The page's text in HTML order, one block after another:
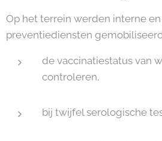
Op het terrein werden interne
preventiediensten
de vaccinatiestatus van
controleren,
bij twijfel serologische